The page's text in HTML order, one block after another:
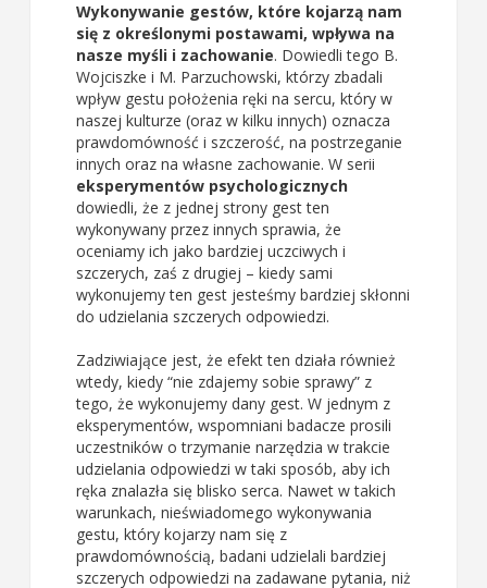
Wykonywanie gestów, które kojarzą nam
się z określonymi postawami, wpływa na
nasze myśli i zachowanie. Dowiedli tego B.
Wojciszke i M. Parzuchowski, którzy zbadali
wpływ gestu położenia ręki na sercu, który w
naszej kulturze (oraz w kilku innych) oznacza
prawdomówność i szczerość, na postrzeganie
innych oraz na własne zachowanie. W serii
eksperymentów psychologicznych
dowiedli, że z jednej strony gest ten
wykonywany przez innych sprawia, że
oceniamy ich jako bardziej uczciwych i
szczerych, zaś z drugiej – kiedy sami
wykonujemy ten gest jesteśmy bardziej skłonni
do udzielania szczerych odpowiedzi.
Zadziwiające jest, że efekt ten działa również
wtedy, kiedy “nie zdajemy sobie sprawy” z
tego, że wykonujemy dany gest. W jednym z
eksperymentów, wspomniani badacze prosili
uczestników o trzymanie narzędzia w trakcie
udzielania odpowiedzi w taki sposób, aby ich
ręka znalazła się blisko serca. Nawet w takich
warunkach, nieświadomego wykonywania
gestu, który kojarzy nam się z
prawdomównością, badani udzielali bardziej
szczerych odpowiedzi na zadawane pytania, niż